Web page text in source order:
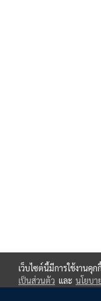
เว็บไซต์นี้มีการใช้งานคุ
เป็นส่วนตัว และ นโยบา